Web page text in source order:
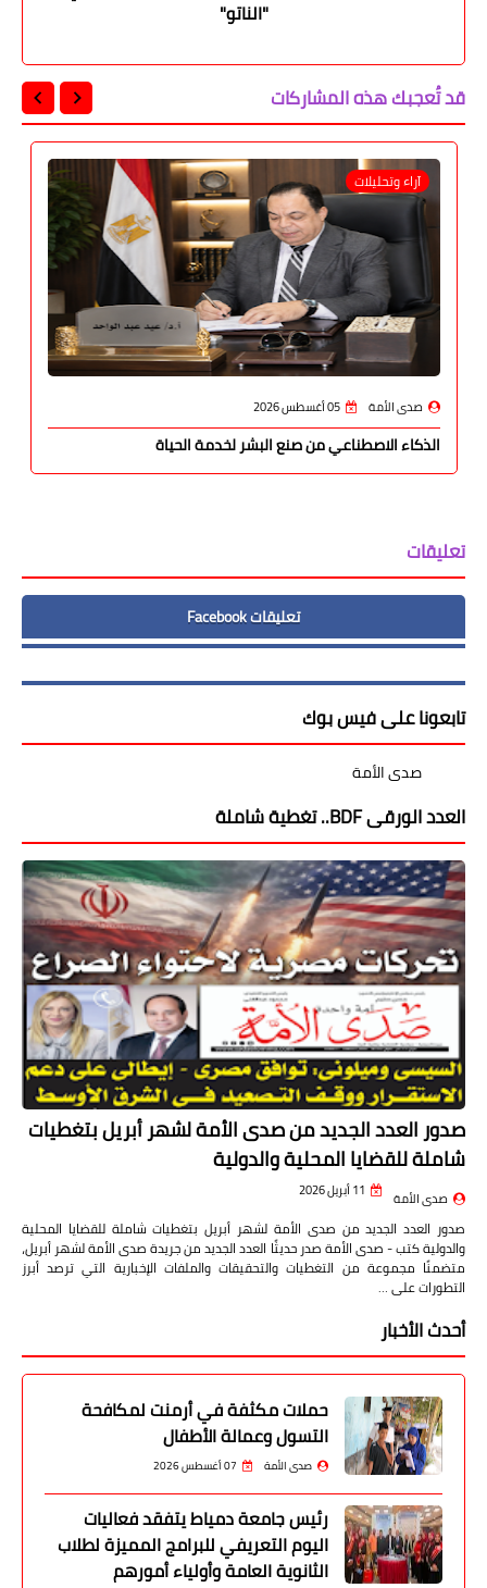
"الناتو"
قد تُعجبك هذه المشاركات
آراء وتحليلات
صدى الأمة 05 أغسطس 2026
الذكاء الاصطناعي من صنع البشر لخدمة الحياة
تعليقات
تعليقات Facebook
تابعونا على فيس بوك
‏صدى الأمة ‏
العدد الورقى BDF.. تغطية شاملة
صدور العدد الجديد من صدى الأمة لشهر أبريل بتغطيات
شاملة للقضايا المحلية والدولية
صدى الأمة 11 أبريل 2026
صدور العدد الجديد من صدى الأمة لشهر أبريل بتغطيات شاملة للقضايا المحلية
والدولية كتب - صدى الأمة صدر حديثًا العدد الجديد من جريدة صدى الأمة لشهر أبريل،
متضمنًا مجموعة من التغطيات والتحقيقات والملفات الإخبارية التي ترصد أبرز
التطورات على …
أحدث الأخبار
حملات مكثفة في أرمنت لمكافحة
التسول وعمالة الأطفال
صدى الأمة 07 أغسطس 2026
رئيس جامعة دمياط يتفقد فعاليات
اليوم التعريفي للبرامج المميزة لطلاب
الثانوية العامة وأولياء أمورهم